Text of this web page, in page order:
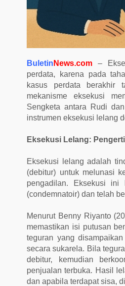
e
E
k
s
k
u
s
i
L
a
d
a
a
m
n
k
e
a
Buletin News.com –
perdata, karena pada
kasus perdata berakhir
mekanisme eksekusi
Sengketa antara Rudi
instrumen eksekusi lelang
Eksekusi Lelang:
Eksekusi lelang adalah
(debitur) untuk melunasi
pengadilan. Eksekusi ini
(condemnatoir) dan telah
Menurut Benny Riyanto
memastikan isi putusan
teguran yang
secara sukarela. Bila
debitur, kemudian
penjualan terbuka. Hasil
dan apabila terdapat sisa,